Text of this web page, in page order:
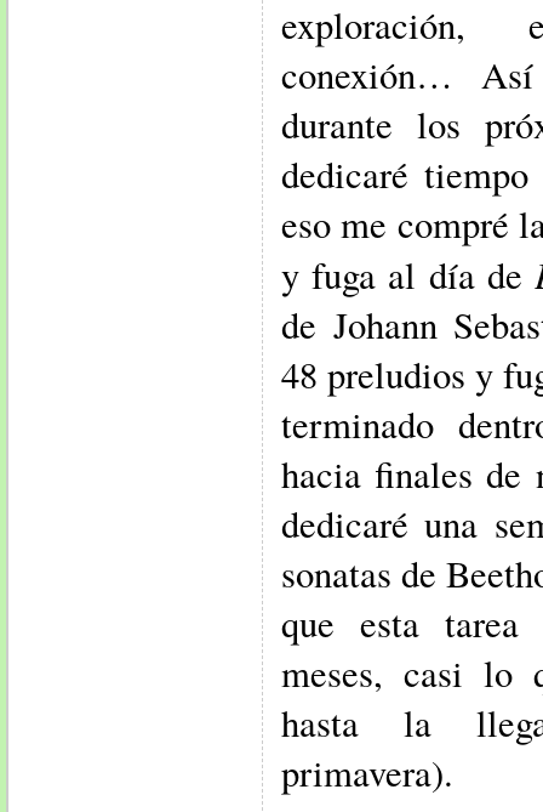
conexión…
durante los
dedicaré
eso me compré
y fuga al día de
de Johann
48 preludios y
terminado
hacia finales de
dedicaré una
sonatas de
que esta
meses, casi lo
hasta la
primavera).